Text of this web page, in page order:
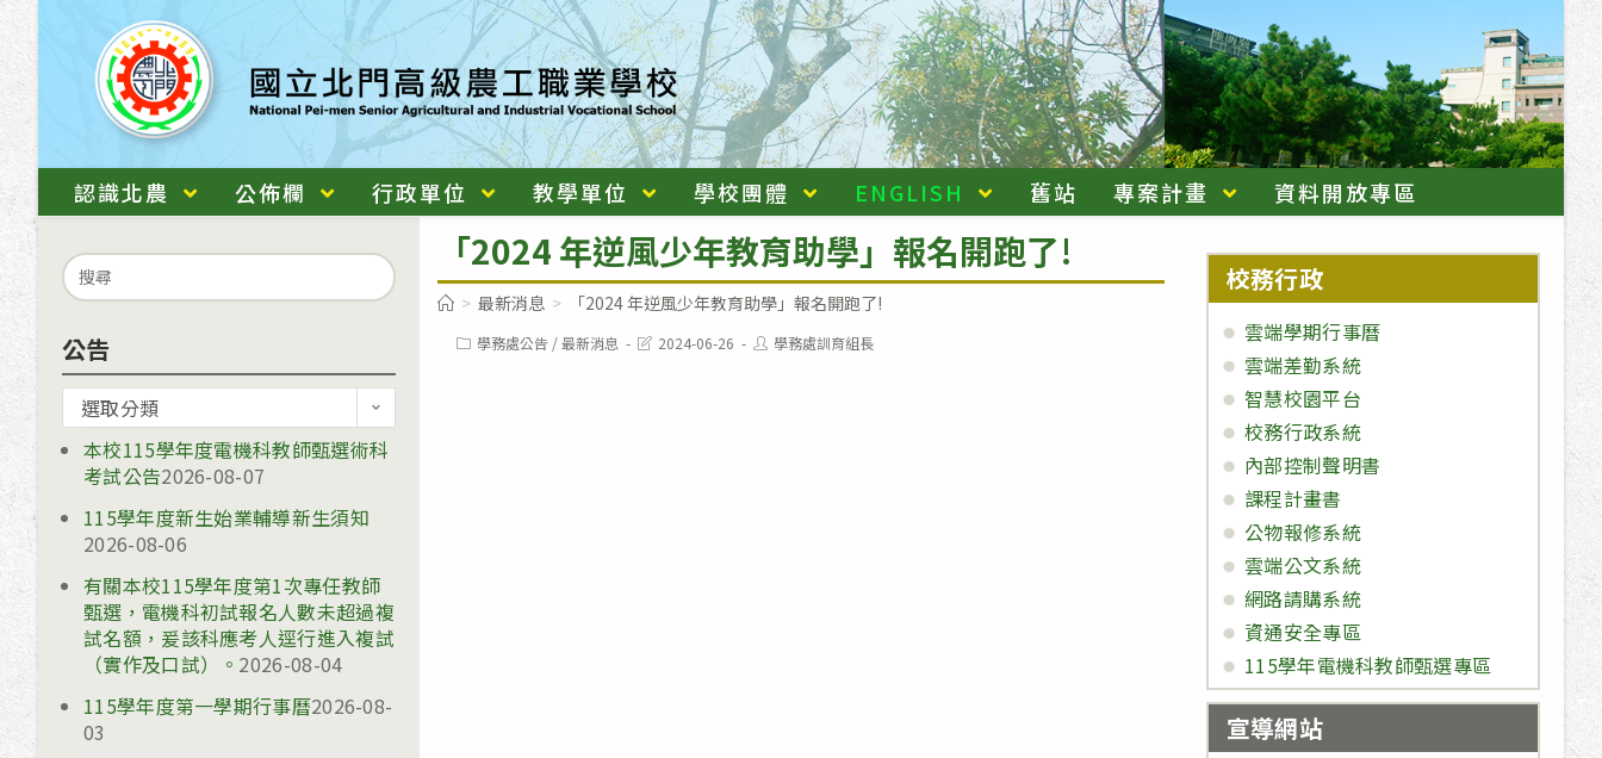
跳
主
要
內
容
認識北農 公佈欄 行政單位 教學單位 學校團體 ENGLISH 舊站 專案計畫 資料開放專區
「2024 年逆風少年教育助學」報名開跑了!
> 最新消息 > 「2024 年逆風少年教育助學」報名開跑了!
Post學務處公告 /最新消息
Post2024-06-26
Post學務處訓育組長
Search
for:
公告
告
選取分類
本校115學年度電機科教師甄選術科
考試公告2026-08-07
115學年度新生始業輔導新生須知
2026-08-06
有關本校115學年度第1次專任教師
甄選，電機科初試報名人數未超過複
試名額，爰該科應考人逕行進入複試
（實作及口試）。 2026-08-04
115學年度第一學期行事曆2026-08-
03
校務行政
雲端學期行事曆
雲端差勤系統
智慧校園平台
校務行政系統
內部控制聲明書
課程計畫書
公物報修系統
雲端公文系統
網路請購系統
資通安全專區
115學年電機科教師甄選專區
宣導網站